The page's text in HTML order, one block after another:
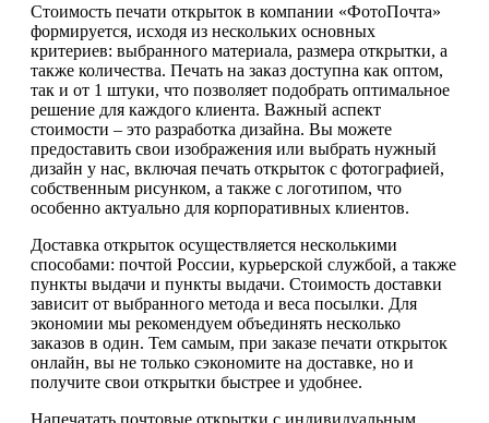
Стоимость печати открыток в компании «ФотоПочта»
формируется, исходя из нескольких основных
критериев: выбранного материала, размера открытки, а
также количества. Печать на заказ доступна как оптом,
так и от 1 штуки, что позволяет подобрать оптимальное
решение для каждого клиента. Важный аспект
стоимости – это разработка дизайна. Вы можете
предоставить свои изображения или выбрать нужный
дизайн у нас, включая печать открыток с фотографией,
собственным рисунком, а также с логотипом, что
особенно актуально для корпоративных клиентов.
Доставка открыток осуществляется несколькими
способами: почтой России, курьерской службой, а также
пункты выдачи и пункты выдачи. Стоимость доставки
зависит от выбранного метода и веса посылки. Для
экономии мы рекомендуем объединять несколько
заказов в один. Тем самым, при заказе печати открыток
онлайн, вы не только сэкономите на доставке, но и
получите свои открытки быстрее и удобнее.
Напечатать почтовые открытки с индивидуальным